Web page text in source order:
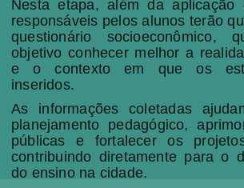
Nesta etapa, além da aplicação
responsáveis pelos alunos terão
questionário socioeconômico,
objetivo conhecer melhor a
e o contexto em que os
inseridos.
As informações coletadas
planejamento pedagógico,
públicas e fortalecer os
contribuindo diretamente para o
do ensino na cidade.